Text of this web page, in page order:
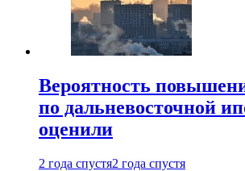
Вероятность
по дальневосточной
оценили
2 года спустя2 года спустя